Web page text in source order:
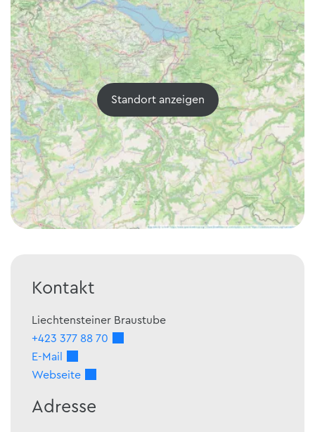
Standort anzeigen
Kontakt
Liechtensteiner Braustube
+423 377 88 70
E-Mail
Webseite
Adresse